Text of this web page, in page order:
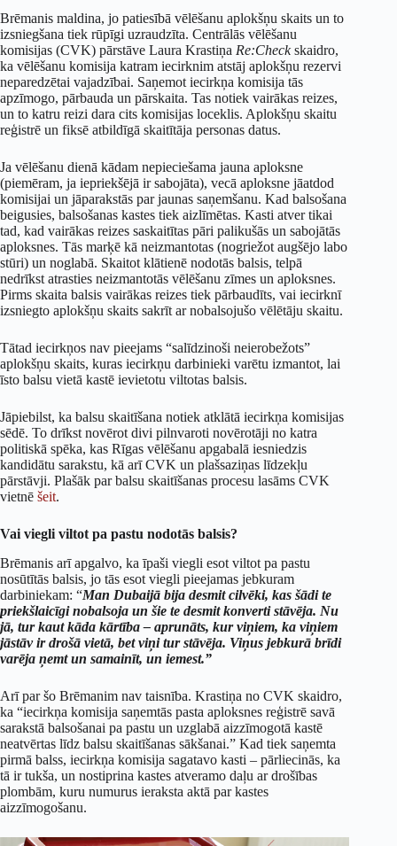
Brēmanis maldina, jo patiesībā vēlēšanu aplokšņu skaits un to
izsniegšana tiek rūpīgi uzraudzīta. Centrālās vēlēšanu
komisijas (CVK) pārstāve Laura Krastiņa Re:Checkskaidro,
ka vēlēšanu komisija katram iecirknim atstāj aplokšņu rezervi
neparedzētai vajadzībai. Saņemot iecirkņa komisija tās
apzīmogo, pārbauda un pārskaita. Tas notiek vairākas reizes,
un to katru reizi dara cits komisijas loceklis. Aplokšņu skaitu
reģistrē un fiksē atbildīgā skaitītāja personas datus.
Ja vēlēšanu dienā kādam nepieciešama jauna aploksne
(piemēram, ja iepriekšējā ir sabojāta), vecā aploksne jāatdod
komisijai un jāparakstās par jaunas saņemšanu. Kad balsošana
beigusies, balsošanas kastes tiek aizlīmētas. Kasti atver tikai
tad, kad vairākas reizes saskaitītas pāri palikušās un sabojātās
aploksnes. Tās marķē kā neizmantotas (nogriežot augšējo labo
stūri) un noglabā. Skaitot klātienē nodotās balsis, telpā
nedrīkst atrasties neizmantotās vēlēšanu zīmes un aploksnes.
Pirms skaita balsis vairākas reizes tiek pārbaudīts, vai iecirknī
izsniegto aplokšņu skaits sakrīt ar nobalsojušo vēlētāju skaitu.
Tātad iecirkņos nav pieejams “salīdzinoši neierobežots”
aplokšņu skaits, kuras iecirkņu darbinieki varētu izmantot, lai
īsto balsu vietā kastē ievietotu viltotas balsis.
Jāpiebilst, ka balsu skaitīšana notiek atklātā iecirkņa komisijas
sēdē. To drīkst novērot divi pilnvaroti novērotāji no katra
politiskā spēka, kas Rīgas vēlēšanu apgabalā iesniedzis
kandidātu sarakstu, kā arī CVK un plašsaziņas līdzekļu
pārstāvji. Plašāk par balsu skaitīšanas procesu lasāms CVK
vietnē šeit.
Vai viegli viltot pa pastu nodotās balsis?
Brēmanis arī apgalvo, ka īpaši viegli esot viltot pa pastu
nosūtītās balsis, jo tās esot viegli pieejamas jebkuram
darbiniekam: “Man Dubaijā bija desmit cilvēki, kas šādi te
priekšlaicīgi nobalsoja un šie te desmit konverti stāvēja. Nu
jā, tur kaut kāda kārtība – aprunāts, kur viņiem, ka viņiem
jāstāv ir drošā vietā, bet viņi tur stāvēja. Viņus jebkurā brīdi
varēja ņemt un samainīt, un iemest.”
Arī par šo Brēmanim nav taisnība. Krastiņa no CVK skaidro,
ka “iecirkņa komisija saņemtās pasta aploksnes reģistrē savā
sarakstā balsošanai pa pastu un uzglabā aizzīmogotā kastē
neatvērtas līdz balsu skaitīšanas sākšanai.” Kad tiek saņemta
pirmā balss, iecirkņa komisija sagatavo kasti – pārliecinās, ka
tā ir tukša, un nostiprina kastes atveramo daļu ar drošības
plombām, kuru numurus ieraksta aktā par kastes
aizzīmogošanu.